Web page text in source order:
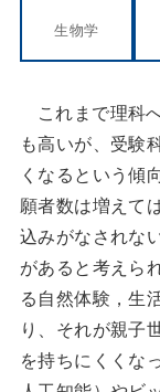
生物学
これまで理科
も高いが、受験
くなるという傾
願者数は増えて
込みがなされな
があると考えら
る自然体験，生
り、それが親子
を持ちにくくな